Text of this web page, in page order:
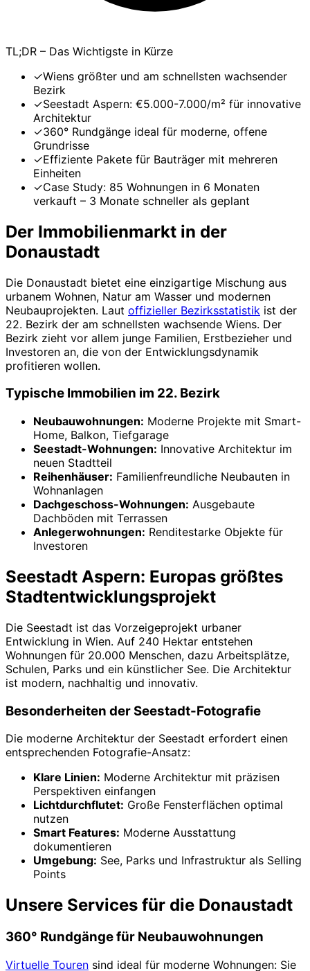
TL;DR – Das Wichtigste in Kürze
✓Wiens größter und am schnellsten wachsender
Bezirk
✓Seestadt Aspern: €5.000-7.000/m² für innovative
Architektur
✓360° Rundgänge ideal für moderne, offene
Grundrisse
✓Effiziente Pakete für Bauträger mit mehreren
Einheiten
✓Case Study: 85 Wohnungen in 6 Monaten
verkauft – 3 Monate schneller als geplant
Der Immobilienmarkt in der
Donaustadt
Die Donaustadt bietet eine einzigartige Mischung aus
urbanem Wohnen, Natur am Wasser und modernen
Neubauprojekten. Laut offizieller Bezirksstatistik ist der
22. Bezirk der am schnellsten wachsende Wiens. Der
Bezirk zieht vor allem junge Familien, Erstbezieher und
Investoren an, die von der Entwicklungsdynamik
profitieren wollen.
Typische Immobilien im 22. Bezirk
Neubauwohnungen: Moderne Projekte mit Smart-
Home, Balkon, Tiefgarage
Seestadt-Wohnungen: Innovative Architektur im
neuen Stadtteil
Reihenhäuser: Familienfreundliche Neubauten in
Wohnanlagen
Dachgeschoss-Wohnungen: Ausgebaute
Dachböden mit Terrassen
Anlegerwohnungen: Renditestarke Objekte für
Investoren
Seestadt Aspern: Europas größtes
Stadtentwicklungsprojekt
Die Seestadt ist das Vorzeigeprojekt urbaner
Entwicklung in Wien. Auf 240 Hektar entstehen
Wohnungen für 20.000 Menschen, dazu Arbeitsplätze,
Schulen, Parks und ein künstlicher See. Die Architektur
ist modern, nachhaltig und innovativ.
Besonderheiten der Seestadt-Fotografie
Die moderne Architektur der Seestadt erfordert einen
entsprechenden Fotografie-Ansatz:
Klare Linien: Moderne Architektur mit präzisen
Perspektiven einfangen
Lichtdurchflutet: Große Fensterflächen optimal
nutzen
Smart Features: Moderne Ausstattung
dokumentieren
Umgebung: See, Parks und Infrastruktur als Selling
Points
Unsere Services für die Donaustadt
360° Rundgänge für Neubauwohnungen
Virtuelle Touren sind ideal für moderne Wohnungen: Sie